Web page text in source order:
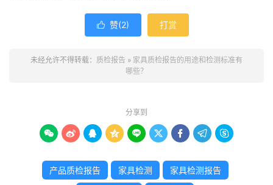
 赞(2) 打赏
未经允许不得转载： 质检报告 » 家具质检报告的用途和检测标准有
哪些？
分享到
        
产品质检报告 家具检测 家具检测报告